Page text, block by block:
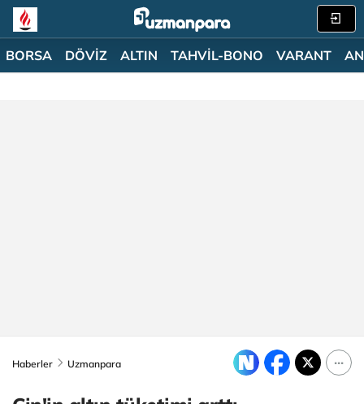
BORSA DÖVİZ ALTIN TAHVİL-BONO VARANT
Haberler Uzmanpara